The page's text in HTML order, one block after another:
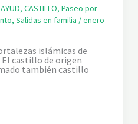
, CASTILLO, Paseo por
, Salidas en familia /enero
islámicas de
El castillo de origen
también castillo